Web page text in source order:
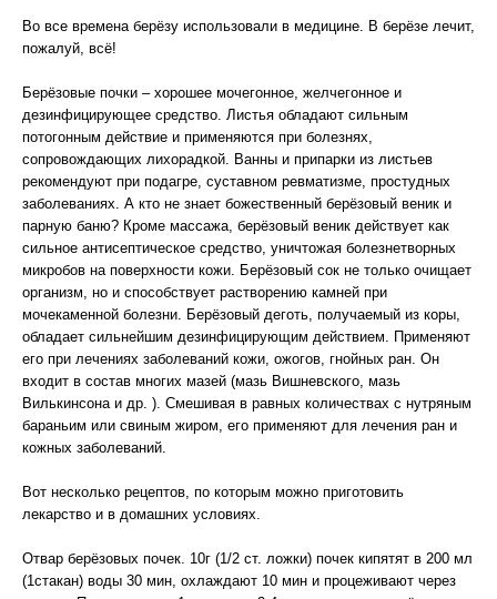
Во все времена берёзу использовали в медицине. В берёзе лечит,
пожалуй, всё!
Берёзовые почки – хорошее мочегонное, желчегонное и
дезинфицирующее средство. Листья обладают сильным
потогонным действие и применяются при болезнях,
сопровождающих лихорадкой. Ванны и припарки из листьев
рекомендуют при подагре, суставном ревматизме, простудных
заболеваниях. А кто не знает божественный берёзовый веник и
парную баню? Кроме массажа, берёзовый веник действует как
сильное антисептическое средство, уничтожая болезнетворных
микробов на поверхности кожи. Берёзовый сок не только очищает
организм, но и способствует растворению камней при
мочекаменной болезни. Берёзовый деготь, получаемый из коры,
обладает сильнейшим дезинфицирующим действием. Применяют
его при лечениях заболеваний кожи, ожогов, гнойных ран. Он
входит в состав многих мазей (мазь Вишневского, мазь
Вилькинсона и др. ). Смешивая в равных количествах с нутряным
бараньим или свиным жиром, его применяют для лечения ран и
кожных заболеваний.
Вот несколько рецептов, по которым можно приготовить
лекарство и в домашних условиях.
Отвар берёзовых почек. 10г (1/2 ст. ложки) почек кипятят в 200 мл
(1стакан) воды 30 мин, охлаждают 10 мин и процеживают через